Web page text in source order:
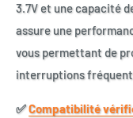
3.7V et une capacité
assure une
vous permettant de
interruptions
✅​Compatibilité